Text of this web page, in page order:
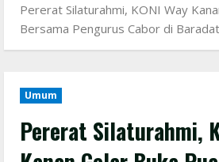
Pererat Silaturahmi, KONI Way
Bersama Pengurus Cabor di
Umum
Pererat Silaturahmi,